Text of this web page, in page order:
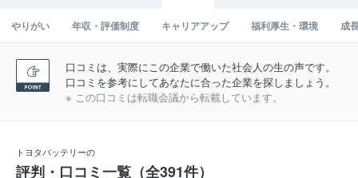
やりがい 年収・評価制度 キャリアアップ 福利厚生・環境 成
口コミは、実際にこの企業で働いた社会人の生の声です。
口コミを参考にしてあなたに合った企業を探しましょう。
※ この口コミは転職会議から転載しています。
トヨタバッテリーの
評判・口コミ一覧（全391件）